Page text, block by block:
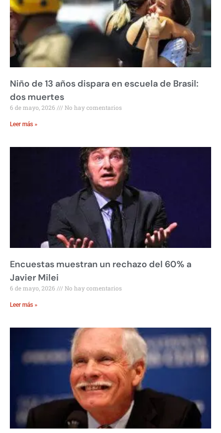
Niño de 13 años dispara en escuela de Brasil:
dos muertes
6 de mayo, 2026 No hay comentarios
Leer más »
Encuestas muestran un rechazo del 60% a
Javier Milei
6 de mayo, 2026 No hay comentarios
Leer más »